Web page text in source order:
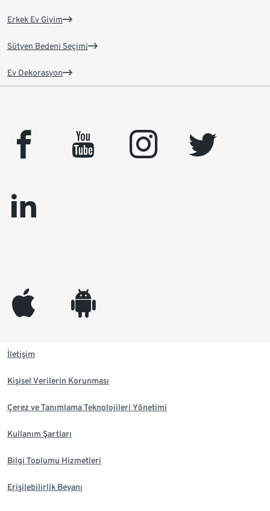
Erkek Ev Giyim
Sütyen Bedeni Seçimi
Ev Dekorasyon
facebook youtube instagram
twitter
linkedin
appleinc android
İletişim
Kişisel Verilerin Korunması
Çerez ve Tanımlama Teknolojileri Yönetimi
Kullanım Şartları
Bilgi Toplumu Hizmetleri
Erişilebilirlik Beyanı